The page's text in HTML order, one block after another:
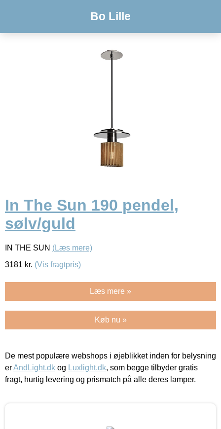
Bo Lille
In The Sun 190 pendel,
sølv/guld
IN THE SUN (Læs mere)
3181 kr. (Vis fragtpris)
Læs mere »
Køb nu »
De mest populære webshops i øjeblikket inden for belysning
erAndLight.dk og Luxlight.dk, som begge tilbyder gratis
fragt, hurtig levering og prismatch på alle deres lamper.